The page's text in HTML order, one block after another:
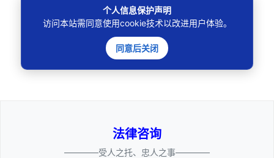
法律咨询
————受人之托、忠人之事————
个人信息保护声明
访问本站需同意使用cookie技术以改进用户体验。
同意后关闭